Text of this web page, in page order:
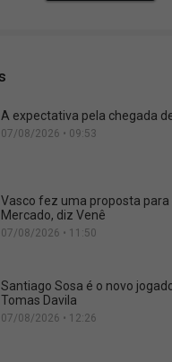
A expectativa pela chegada
07/08/2026 • 09:53
Vasco fez uma proposta
Mercado, diz Venê
07/08/2026 • 11:50
Santiago Sosa é o novo
Tomas Davila
07/08/2026 • 12:26